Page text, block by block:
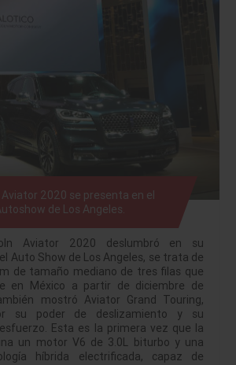
Aviator 2020 se presenta en el
de Los Angeles.
Aviator 2020 deslumbró en su
Auto Show de Los Angeles, se trata de
de tamaño mediano de tres filas que
en México a partir de diciembre de
mostró Aviator Grand Touring,
su poder de deslizamiento y su
Esta es la primera vez que la
un motor V6 de 3.0L biturbo y una
híbrida electrificada, capaz de